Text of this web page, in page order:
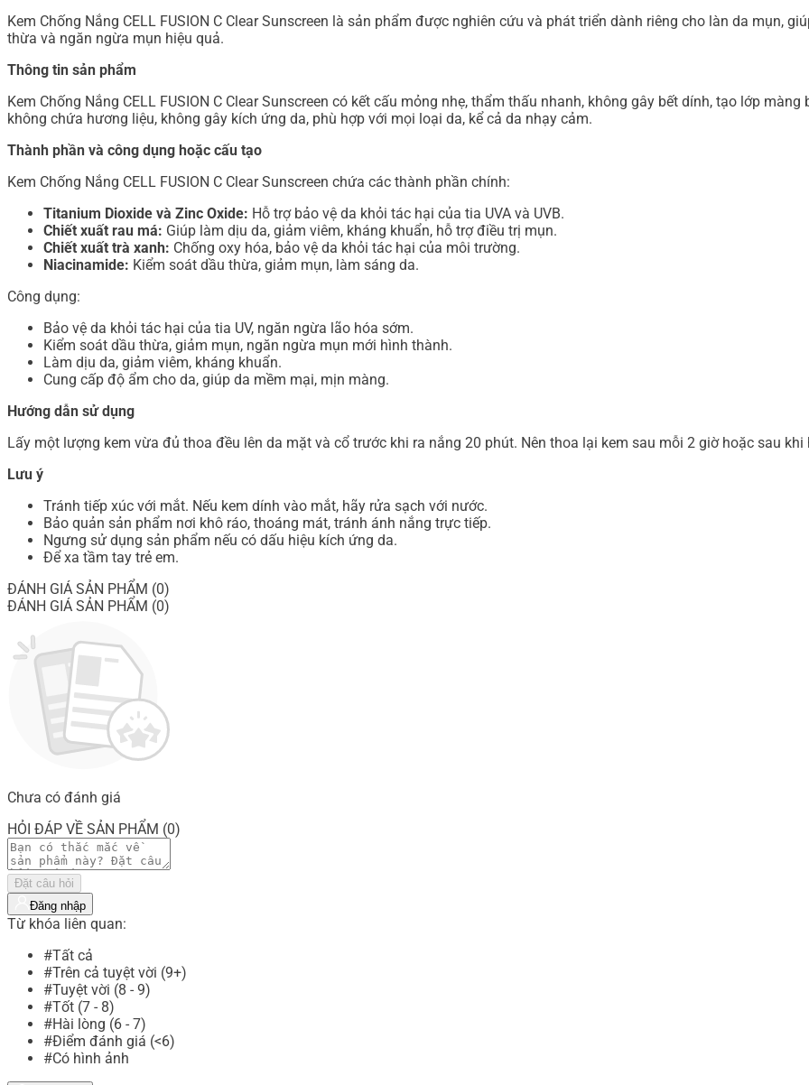
Kem Chống Nắng CELL FUSION C Clear Sunscreen là sản phẩm được nghiên cứu và phát triển dành riêng cho làn da mụn,
thừa và ngăn ngừa mụn hiệu quả.
Thông tin sản phẩm
Kem Chống Nắng CELL FUSION C Clear Sunscreen có kết cấu mỏng nhẹ, thẩm thấu nhanh, không gây bết dính, tạo lớp
không chứa hương liệu, không gây kích ứng da, phù hợp với mọi loại da, kể cả da nhạy cảm.
Thành phần và công dụng hoặc cấu tạo
Kem Chống Nắng CELL FUSION C Clear Sunscreen chứa các thành phần chính:
Titanium Dioxide và Zinc Oxide: Hỗ trợ bảo vệ da khỏi tác hại của tia UVA và UVB.
Chiết xuất rau má: Giúp làm dịu da, giảm viêm, kháng khuẩn, hỗ trợ điều trị mụn.
Chiết xuất trà xanh: Chống oxy hóa, bảo vệ da khỏi tác hại của môi trường.
Niacinamide: Kiểm soát dầu thừa, giảm mụn, làm sáng da.
Công dụng:
Bảo vệ da khỏi tác hại của tia UV, ngăn ngừa lão hóa sớm.
Kiểm soát dầu thừa, giảm mụn, ngăn ngừa mụn mới hình thành.
Làm dịu da, giảm viêm, kháng khuẩn.
Cung cấp độ ẩm cho da, giúp da mềm mại, mịn màng.
Hướng dẫn sử dụng
Lấy một lượng kem vừa đủ thoa đều lên da mặt và cổ trước khi ra nắng 20 phút. Nên thoa lại kem sau mỗi 2 giờ hoặc sau
Lưu ý
Tránh tiếp xúc với mắt. Nếu kem dính vào mắt, hãy rửa sạch với nước.
Bảo quản sản phẩm nơi khô ráo, thoáng mát, tránh ánh nắng trực tiếp.
Ngưng sử dụng sản phẩm nếu có dấu hiệu kích ứng da.
Để xa tầm tay trẻ em.
ĐÁNH GIÁ SẢN PHẨM (0)
ĐÁNH GIÁ SẢN PHẨM (0)
Chưa có đánh giá
HỎI ĐÁP VỀ SẢN PHẨM (0)
Đặt câu hỏi
Đăng nhập
Từ khóa liên quan:
#Tất cả
#Trên cả tuyệt vời (9+)
#Tuyệt vời (8 - 9)
#Tốt (7 - 8)
#Hài lòng (6 - 7)
#Điểm đánh giá (<6)
#Có hình ảnh